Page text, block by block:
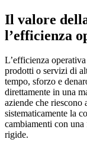
Il valore
l’efficienza
L’efficienza
prodotti o servizi di
tempo, sforzo e
direttamente in una
aziende che
sistematicamente la
cambiamenti con
rigide.